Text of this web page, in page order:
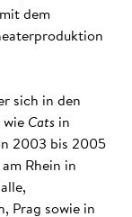
mit dem
sich in den
wie Cats in
2003 bis 2005
Rhein in
Prag sowie in